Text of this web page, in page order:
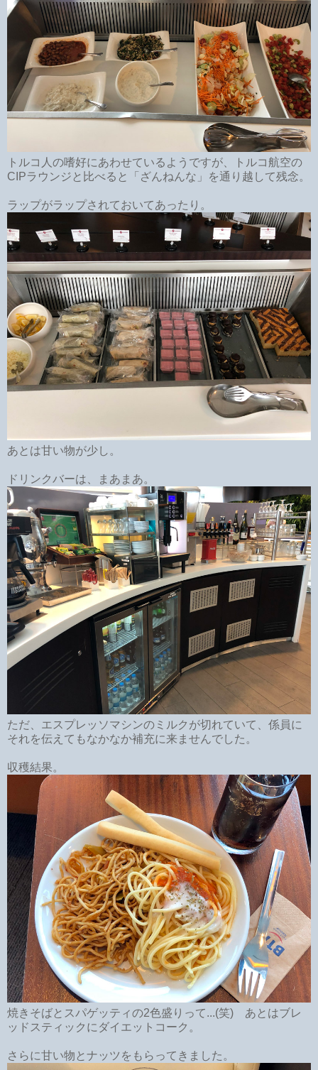
トルコ人の嗜好にあわせているようですが、トルコ航空の
CIPラウンジと比べると「ざんねんな」を通り越して残念。
ラップがラップされておいてあったり。
あとは甘い物が少し。
ドリンクバーは、まあまあ。
ただ、エスプレッソマシンのミルクが切れていて、係員に
それを伝えてもなかなか補充に来ませんでした。
収穫結果。
焼きそばとスパゲッティの2色盛りって...(笑) あとはブレ
ッドスティックにダイエットコーク。
さらに甘い物とナッツをもらってきました。